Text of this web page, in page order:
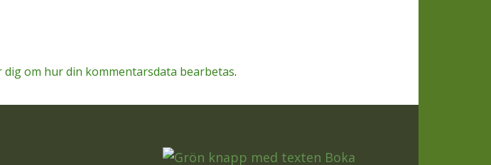
dig om hur din kommentarsdata bearbetas.